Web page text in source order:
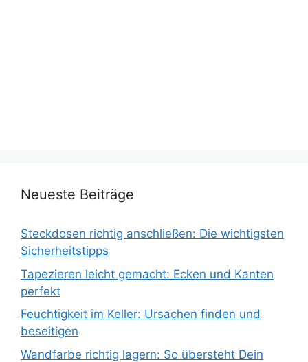
Neueste Beiträge
Steckdosen richtig anschließen: Die wichtigsten
Sicherheitstipps
Tapezieren leicht gemacht: Ecken und Kanten
perfekt
Feuchtigkeit im Keller: Ursachen finden und
beseitigen
Wandfarbe richtig lagern: So übersteht Dein